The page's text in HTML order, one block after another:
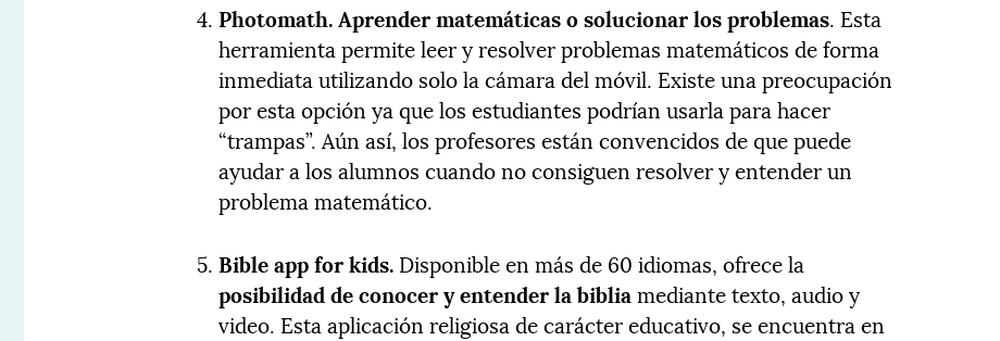
Photomath.Aprender matemáticas o solucionar los problemas. Esta
herramienta permite leer y resolver problemas matemáticos de forma
inmediata utilizando solo la cámara del móvil. Existe una preocupación
por esta opción ya que los estudiantes podrían usarla para hacer
“trampas”. Aún así, los profesores están convencidos de que puede
ayudar a los alumnos cuando no consiguen resolver y entender un
problema matemático.
Bibleapp for kids. Disponible en más de 60 idiomas, ofrece la
posibilidad de conocer y entender la bibliamediante texto, audio y
video. Esta aplicación religiosa de carácter educativo, se encuentra en